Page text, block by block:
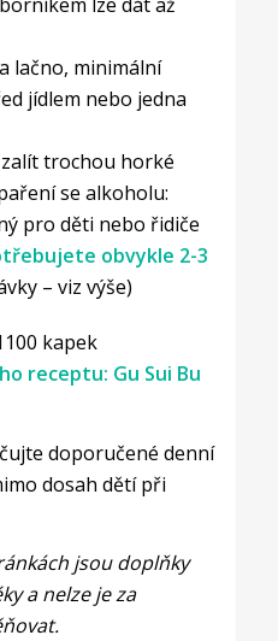
lačno, minimální
jídlem nebo jedna
trochou horké
se alkoholu:
pro děti nebo řidiče
obvykle 2-3
– viz výše)
kapek
receptu: Gu Sui Bu
doporučené denní
dosah dětí při
jsou doplňky
a nelze je za